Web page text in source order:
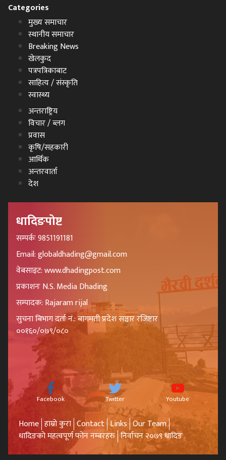
Categories
मुख्य समाचार
स्थानीय समाचार
Breaking News
खेलकुद
पत्रपत्रिकाबाट
साहित्य / संस्कृति
स्वास्थ्य
अन्तराष्ट्रिय
विचार / ब्लग
प्रवास
कृषि/सहकारी
आर्थिक
अन्तरवार्ता
देश
धादिङपोष्ट
सम्पर्कः 9851191181
Email: globaldhading@gmail.com
वेबसाइट: www.dhadingpost.com
प्रकाशनः N.S. Media Dhading
सम्पादक: Rajaram rijal
सुचना बिभाग दर्ता नं.: बागमती प्रदेश सञ्चार रजिष्टार
००१६०/०७९/०८०
Facebook Twitter Youtube
Home हाम्रो कुरा Contact Links Our Team
धादिङको महत्वपूर्ण फोन नम्बरहरु निर्वाचन २०७९ धादिङ